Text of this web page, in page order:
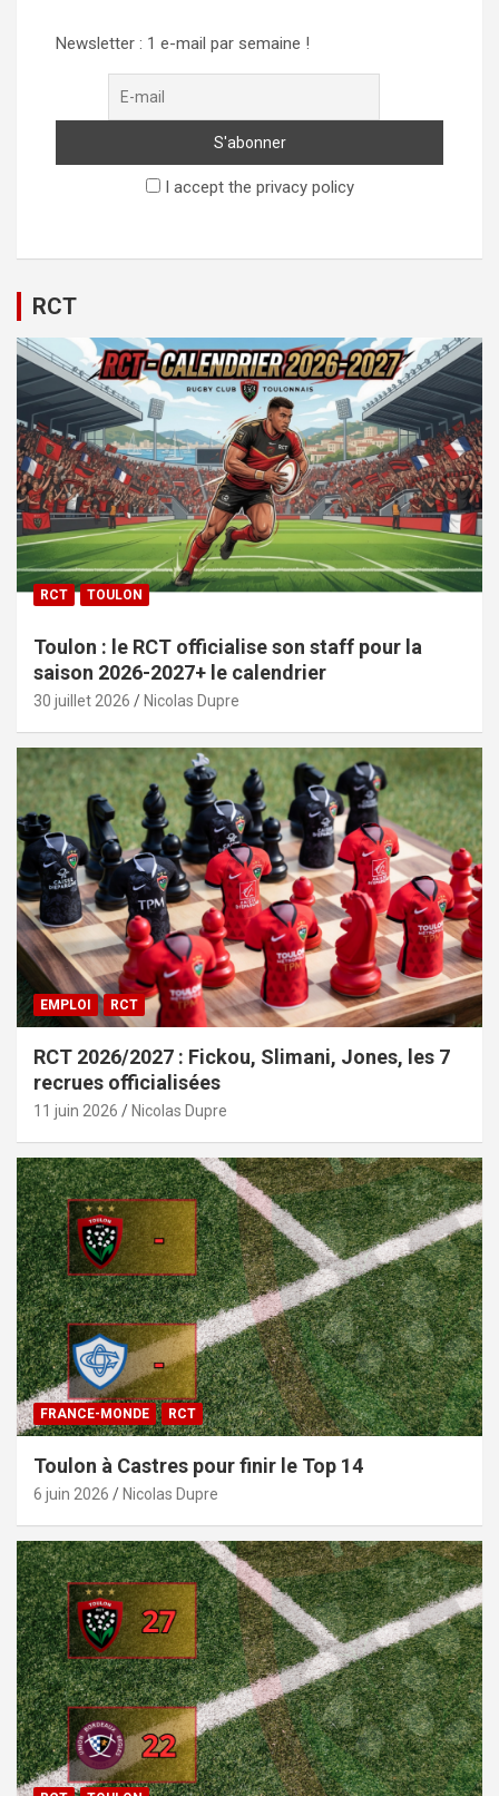
Newsletter : 1 e-mail par semaine !
I accept the privacy policy
RCT
RCT TOULON
Toulon : le RCT officialise son staff pour la
saison 2026-2027+ le calendrier
30 juillet 2026 Nicolas Dupre
EMPLOI RCT
RCT 2026/2027 : Fickou, Slimani, Jones, les 7
recrues officialisées
11 juin 2026 Nicolas Dupre
FRANCE-MONDE RCT
Toulon à Castres pour finir le Top 14
6 juin 2026 Nicolas Dupre